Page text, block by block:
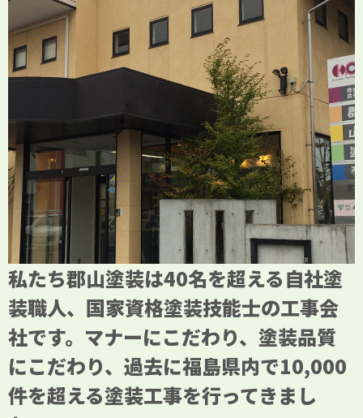
私たち郡山塗装は40名を超える自社塗
装職人、国家資格塗装技能士の工事会
社です。マナーにこだわり、塗装品質
にこだわり、過去に福島県内で10,000
件を超える塗装工事を行ってきまし